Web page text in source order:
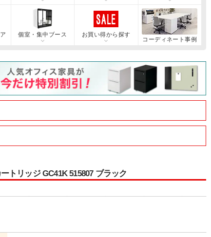
個室・集中ブース
お買い得から探す
コーディネート事例
トリッジ GC41K 515807 ブラック